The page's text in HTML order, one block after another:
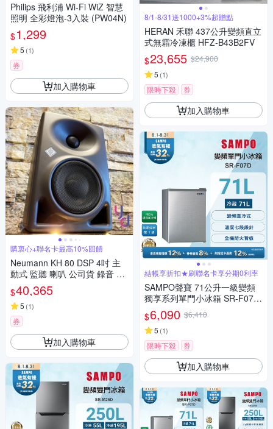
Philips 飛利浦 Wi-Fi WiZ 智慧
照明 全彩燈泡-3入裝 (PW04N)
$1,299
5 (1)
券
加入購物車
購衷心+聯名卡最高10%回饋
Neumann KH 80 DSP 4吋 主
動式 監聽 喇叭 公司貨 錄音 編
曲 混音 德國精品
$40,365
5 (1)
券
加入購物車
8/1-8/31送1000+3%超贈點
HERAN 禾聯 437公升變頻直立
式無霜冷凍櫃 HFZ-B43B2FV
$23,655 $24,900
5 (1)
限時下殺 券
加入購物車
結帳享折扣★刷聯名卡享分期0利率
SAMPO聲寶 71公升一級變頻
獨享系列單門小冰箱 SR-F07D
送基本安裝+舊機回收
$6,090 $6,410
5 (1)
限時下殺 券
加入購物車